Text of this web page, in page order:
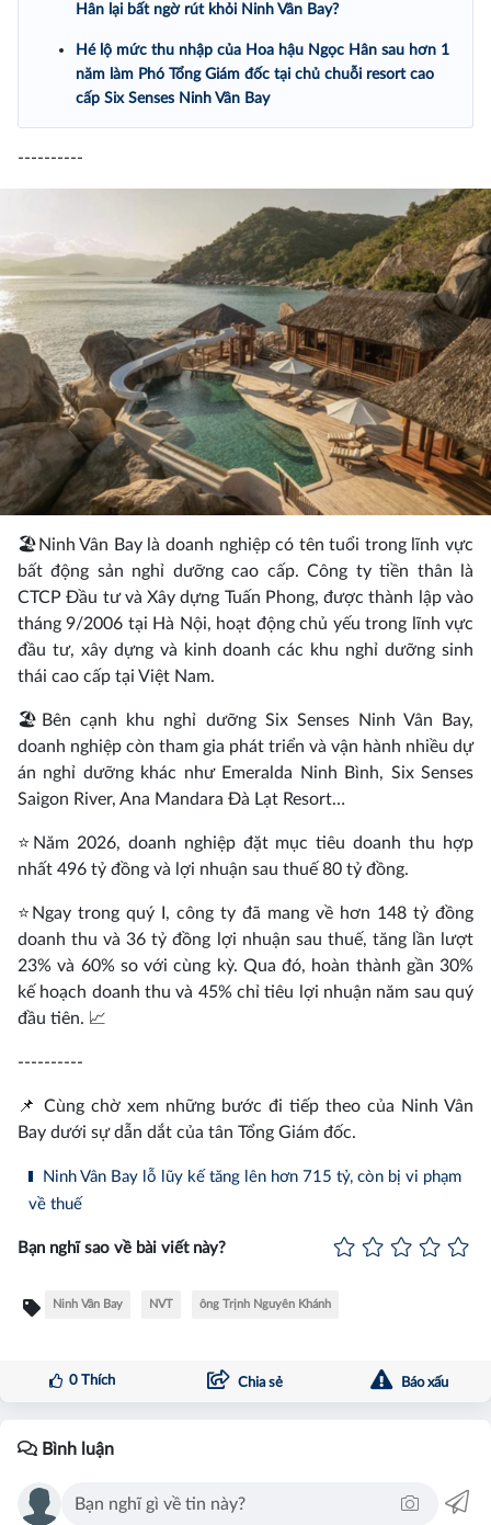
Hân lại bất ngờ rút khỏi Ninh Vân Bay?
Hé lộ mức thu nhập của Hoa hậu Ngọc Hân sau hơn 1
năm làm Phó Tổng Giám đốc tại chủ chuỗi resort cao
cấp Six Senses Ninh Vân Bay
----------
🏖️Ninh Vân Bay là doanh nghiệp có tên tuổi trong lĩnh vực
bất động sản nghỉ dưỡng cao cấp. Công ty tiền thân là
CTCP Đầu tư và Xây dựng Tuấn Phong, được thành lập vào
tháng 9/2006 tại Hà Nội, hoạt động chủ yếu trong lĩnh vực
đầu tư, xây dựng và kinh doanh các khu nghỉ dưỡng sinh
thái cao cấp tại Việt Nam.
🏖️Bên cạnh khu nghỉ dưỡng Six Senses Ninh Vân Bay,
doanh nghiệp còn tham gia phát triển và vận hành nhiều dự
án nghỉ dưỡng khác như Emeralda Ninh Bình, Six Senses
Saigon River, Ana Mandara Đà Lạt Resort…
⭐Năm 2026, doanh nghiệp đặt mục tiêu doanh thu hợp
nhất 496 tỷ đồng và lợi nhuận sau thuế 80 tỷ đồng.
⭐Ngay trong quý I, công ty đã mang về hơn 148 tỷ đồng
doanh thu và 36 tỷ đồng lợi nhuận sau thuế, tăng lần lượt
23% và 60% so với cùng kỳ. Qua đó, hoàn thành gần 30%
kế hoạch doanh thu và 45% chỉ tiêu lợi nhuận năm sau quý
đầu tiên. 📈
----------
📌 Cùng chờ xem những bước đi tiếp theo của Ninh Vân
Bay dưới sự dẫn dắt của tân Tổng Giám đốc.
Ninh Vân Bay lỗ lũy kế tăng lên hơn 715 tỷ, còn bị vi phạm
về thuế
Bạn nghĩ sao về bài viết này?
Ninh Vân Bay NVT ông Trịnh Nguyên Khánh
0Thích Chia sẻ Báo xấu
Bình luận